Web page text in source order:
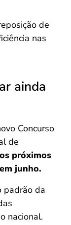
de
nas
ainda
Concurso
de
próximos
junho.
padrão da
nacional.